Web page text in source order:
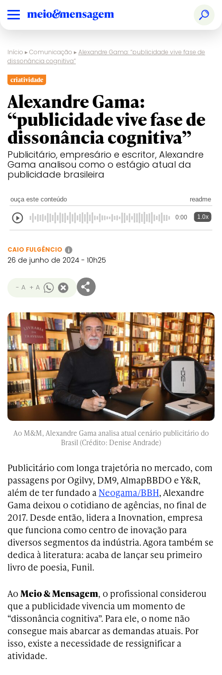
Início ▸Comunicação ▸Alexandre Gama: “publicidade vive fase de
dissonância cognitiva”
criatividade
Alexandre Gama:
“publicidade vive fase de
dissonância cognitiva”
Publicitário, empresário e escritor, Alexandre
Gama analisou como o estágio atual da
publicidade brasileira
ouça este conteúdo readme
0:00 1.0x
CAIO FULGÊNCIO i
26 de junho de 2024 - 10h25
- A + A
Ao M&M, Alexandre Gama analisa atual cenário publicitário do
Brasil (Crédito: Denise Andrade)
Publicitário com longa trajetória no mercado, com
passagens por Ogilvy, DM9, AlmapBBDO e Y&R,
além de ter fundado a Neogama/BBH, Alexandre
Gama deixou o cotidiano de agências, no final de
2017. Desde então, lidera a Inovnation, empresa
que funciona como centro de inovação para
diversos segmentos da indústria. Agora também se
dedica à literatura: acaba de lançar seu primeiro
livro de poesia, Funil.
Ao Meio & Mensagem, o profissional considerou
que a publicidade vivencia um momento de
“dissonância cognitiva”. Para ele, o nome não
consegue mais abarcar as demandas atuais. Por
isso, existe a necessidade de ressignificar a
atividade.